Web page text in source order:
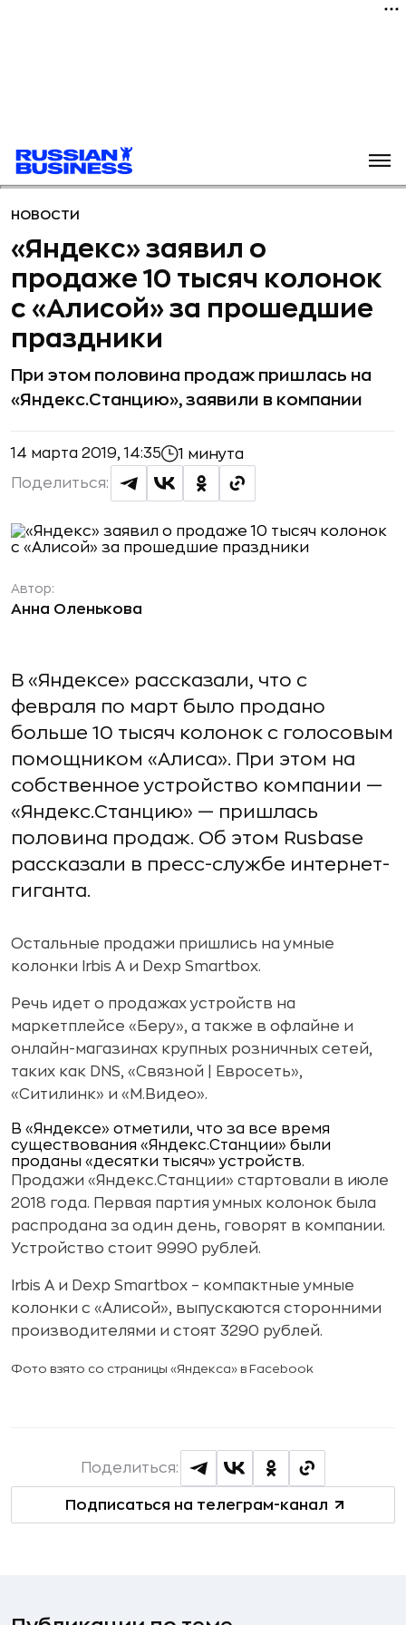
НОВОСТИ
«Яндекс» заявил о
продаже 10 тысяч колонок
с «Алисой» за прошедшие
праздники
При этом половина продаж пришлась на
«Яндекс.Станцию», заявили в компании
14 марта 2019, 14:35 1 минута
Поделиться:
Автор:
Анна Оленькова
В «Яндексе» рассказали, что с
февраля по март было продано
больше 10 тысяч колонок с голосовым
помощником «Алиса». При этом на
собственное устройство компании —
«Яндекс.Станцию» — пришлась
половина продаж. Об этом Rusbase
рассказали в пресс-службе интернет-
гиганта.
Остальные продажи пришлись на умные
колонки Irbis A и Dexp Smartbox.
Речь идет о продажах устройств на
маркетплейсе «Беру», а также в офлайне и
онлайн-магазинах крупных розничных сетей,
таких как DNS, «Связной | Евросеть»,
«Ситилинк» и «М.Видео».
В «Яндексе» отметили, что за все время
существования «Яндекс.Станции» были
проданы «десятки тысяч» устройств.
Продажи «Яндекс.Станции» стартовали в июле
2018 года. Первая партия умных колонок была
распродана за один день, говорят в компании.
Устройство стоит 9990 рублей.
Irbis A и Dexp Smartbox – компактные умные
колонки с «Алисой», выпускаются сторонними
производителями и стоят 3290 рублей.
Фото взято со страницы «Яндекса» в Facebook
Подписаться на телеграм-канал
Поделиться: